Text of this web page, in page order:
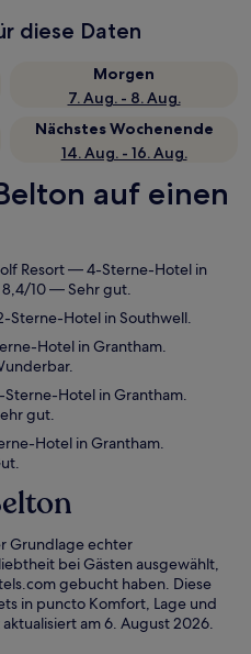
diese Daten
Morgen
7. Aug. - 8. Aug.
Nächstes Wochenende
14. Aug. - 16. Aug.
auf einen
Resort— 4-Sterne-Hotel in
10 — Sehr gut.
Sterne-Hotel in Southwell.
Hotel in Grantham.
Hotel in Grantham.
gut.
Hotel in Grantham.
Grundlage echter
bei Gästen ausgewählt,
gebucht haben. Diese
in puncto Komfort, Lage und
am6. August 2026.